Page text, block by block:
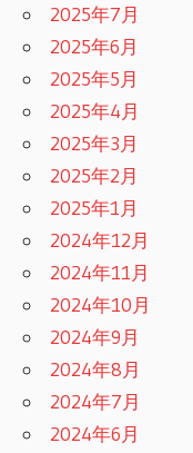
2025年7月
2025年6月
2025年5月
2025年4月
2025年3月
2025年2月
2025年1月
2024年12月
2024年11月
2024年10月
2024年9月
2024年8月
2024年7月
2024年6月